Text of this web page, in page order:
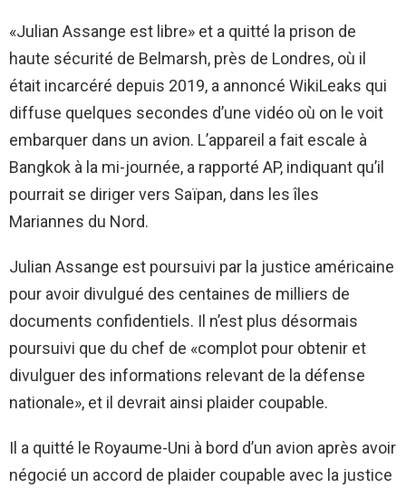
«Julian Assange est libre» et a quitté la prison de
haute sécurité de Belmarsh, près de Londres, où il
était incarcéré depuis 2019, a annoncé WikiLeaks qui
diffuse quelques secondes d’une vidéo où on le voit
embarquer dans un avion. L’appareil a fait escale à
Bangkok à la mi-journée, a rapporté AP, indiquant qu’il
pourrait se diriger vers Saïpan, dans les îles
Mariannes du Nord.
Julian Assange est poursuivi par la justice américaine
pour avoir divulgué des centaines de milliers de
documents confidentiels. Il n’est plus désormais
poursuivi que du chef de «complot pour obtenir et
divulguer des informations relevant de la défense
nationale», et il devrait ainsi plaider coupable.
Il a quitté le Royaume-Uni à bord d’un avion après avoir
négocié un accord de plaider coupable avec la justice